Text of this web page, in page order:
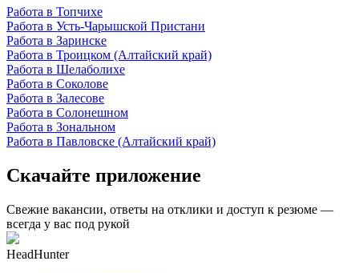
Работа в Топчихе
Работа в Усть-Чарышской Пристани
Работа в Заринске
Работа в Троицком (Алтайский край)
Работа в Шелаболихе
Работа в Соколове
Работа в Залесове
Работа в Солонешном
Работа в Зональном
Работа в Павловске (Алтайский край)
Скачайте приложение
Свежие вакансии, ответы на отклики и доступ к резюме —
всегда у вас под рукой
HeadHunter